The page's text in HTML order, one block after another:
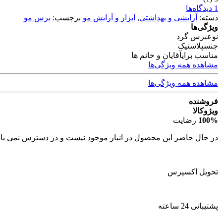
1 دیدگاه‌ها
دسته: آرایشی و بهداشتی, ابزار و آرایش مو برچسب: برس مو
ویژگی‌ها
نوعبرس گرد
جنسپلاستیک
مناسب برایآقایان و خانم ها
مشاهده همه ویژگی‌ها
مشاهده همه ویژگی‌ها
فروشنده
ویژوکالا
100% رضایت
در حال حاضر این محصول در انبار موجود نیست و در دسترس نمی
تحویل اکسپرس
پشتیبانی 24 ساعته